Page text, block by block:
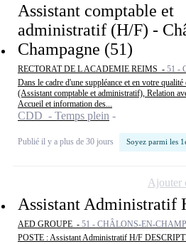
Assistant comptable et
administratif (H/F) -
Champagne (51)
RECTORAT DE L ACADEMIE REIMS - 51 -
Dans le cadre d'une suppléance et en votre qualité
(Assistant comptable et administratif), Relation
Accueil et information des...
CDD - Temps plein
Publié il y a plus de 30 jours Soyez parmi les
Assistant Administratif
AED GROUPE - 51 - CHÂLONS-EN-
POSTE : Assistant Administratif H/F
Ajouter